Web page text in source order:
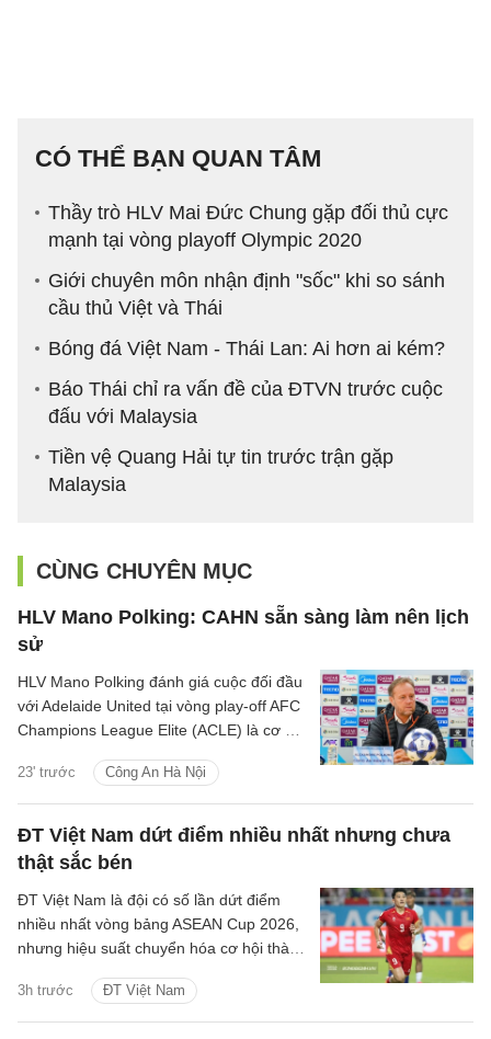
CÓ THỂ BẠN QUAN TÂM
Thầy trò HLV Mai Đức Chung gặp đối thủ cực
mạnh tại vòng playoff Olympic 2020
Giới chuyên môn nhận định "sốc" khi so sánh
cầu thủ Việt và Thái
Bóng đá Việt Nam - Thái Lan: Ai hơn ai kém?
Báo Thái chỉ ra vấn đề của ĐTVN trước cuộc
đấu với Malaysia
Tiền vệ Quang Hải tự tin trước trận gặp
Malaysia
CÙNG CHUYÊN MỤC
HLV Mano Polking: CAHN sẵn sàng làm nên lịch
sử
23' trước Công An Hà Nội
HLV Mano Polking đánh giá cuộc đối đầu
với Adelaide United tại vòng play-off AFC
Champions League Elite (ACLE) là cơ hội
sân chơi châu lục.
ĐT Việt Nam dứt điểm nhiều nhất nhưng chưa
thật sắc bén
3h trước ĐT Việt Nam
ĐT Việt Nam là đội có số lần dứt điểm
nhiều nhất vòng bảng ASEAN Cup 2026,
nhưng hiệu suất chuyển hóa cơ hội thành
giải.